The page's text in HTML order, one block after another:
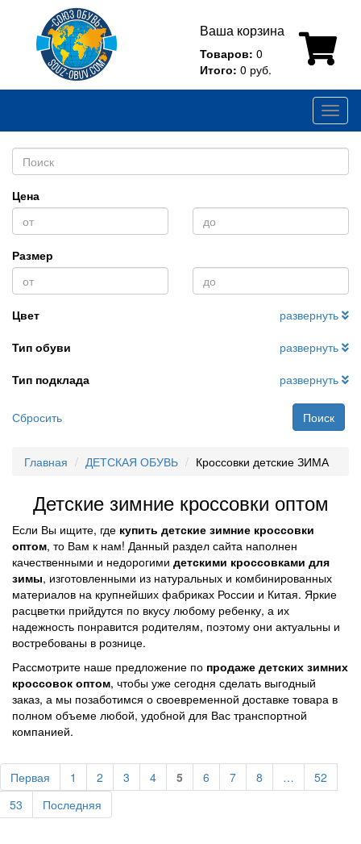
Ваша корзина
Товаров: 0
Итого: 0 руб.
Цена
Размер
Цвет
развернуть
Тип обуви
развернуть
Тип подклада
развернуть
Сбросить Поиск
Главная ДЕТСКАЯ ОБУВЬ Кроссовки детские ЗИМА
Детские зимние кроссовки оптом
Если Вы ищите, где купить детские зимние кроссовки
оптом, то Вам к нам! Данный раздел сайта наполнен
качественными и недорогими детскими кроссовками для
зимы, изготовленными из натуральных и комбинированных
материалов на крупнейших фабриках России и Китая. Яркие
расцветки прийдутся по вкусу любому ребенку, а их
надежность понравится родителям, поэтому они актуальны и
востребованы в рознице.
Рассмотрите наше предложение по продаже детских зимних
кроссовок оптом, чтобы уже сегодня сделать выгодный
заказ, а мы позаботимся о своевременной доставке товара в
полном объеме любой, удобной для Вас транспортной
компанией.
Первая 1 2 3 4 5 6 7 8 …
52
53
Последняя